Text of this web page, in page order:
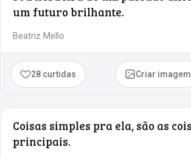
um futuro brilhante.
Beatriz Mello
28 curtidas Criar imagem
Coisas simples pra ela, são as
principais.